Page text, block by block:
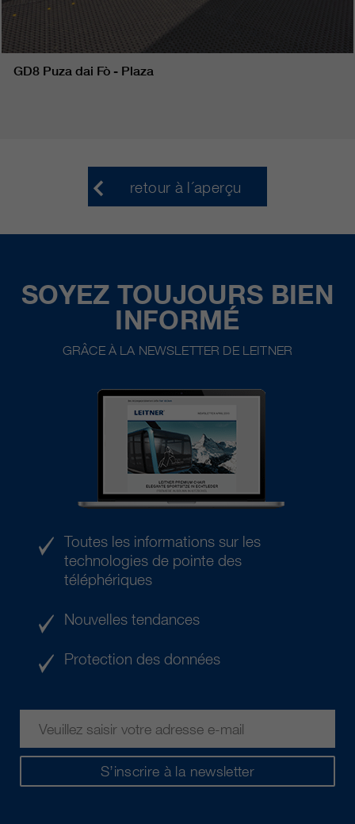
GD8 Puza dai Fò - Plaza
retour à l´aperçu
SOYEZ TOUJOURS BIEN
INFORMÉ
GRÂCE À LA NEWSLETTER DE LEITNER
S’inscrire à la newsletter
Toutes les informations sur les
technologies de pointe des
téléphériques
Nouvelles tendances
Protection des données